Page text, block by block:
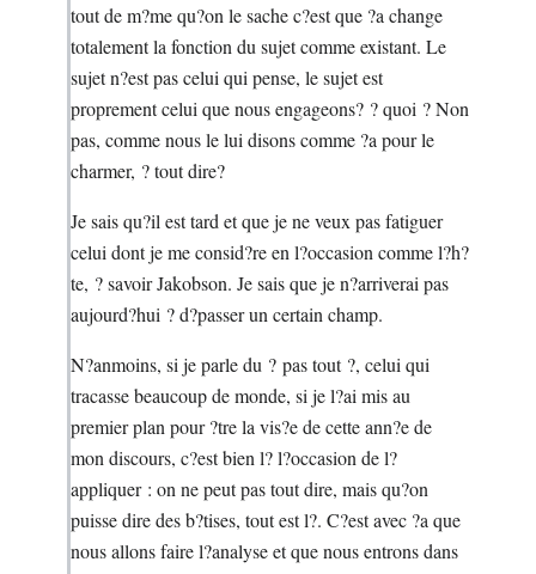
tout de m?me qu?on le sache c?est que ?a change
totalement la fonction du sujet comme existant. Le
sujet n?est pas celui qui pense, le sujet est
proprement celui que nous engageons? ? quoi ? Non
pas, comme nous le lui disons comme ?a pour le
charmer, ? tout dire?
Je sais qu?il est tard et que je ne veux pas fatiguer
celui dont je me consid?re en l?occasion comme l?h?
te, ? savoir Jakobson. Je sais que je n?arriverai pas
aujourd?hui ? d?passer un certain champ.
N?anmoins, si je parle du ? pas tout ?, celui qui
tracasse beaucoup de monde, si je l?ai mis au
premier plan pour ?tre la vis?e de cette ann?e de
mon discours, c?est bien l? l?occasion de l?
appliquer : on ne peut pas tout dire, mais qu?on
puisse dire des b?tises, tout est l?. C?est avec ?a que
nous allons faire l?analyse et que nous entrons dans